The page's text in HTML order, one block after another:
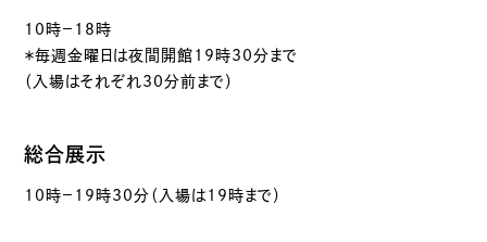
10時－18時
＊毎週金曜日は夜間開館19時30分まで
（入場はそれぞれ30分前まで）
総合展示
10時－19時30分（入場は19時まで）